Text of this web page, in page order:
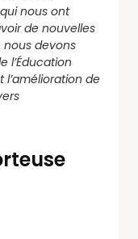
nous ont
de nouvelles
nous devons
l’Éducation
de